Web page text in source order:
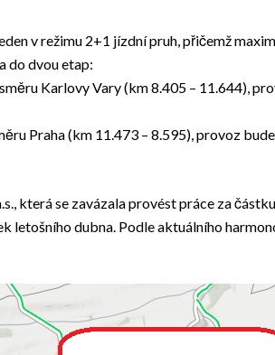
v režimu 2+1 jízdní pruh, přičemž
do dvou etap:
Karlovy Vary (km 8.405 – 11.644),
Praha (km 11.473 – 8.595), provoz
která se zavázala provést práce za
letošního dubna. Podle aktuálního